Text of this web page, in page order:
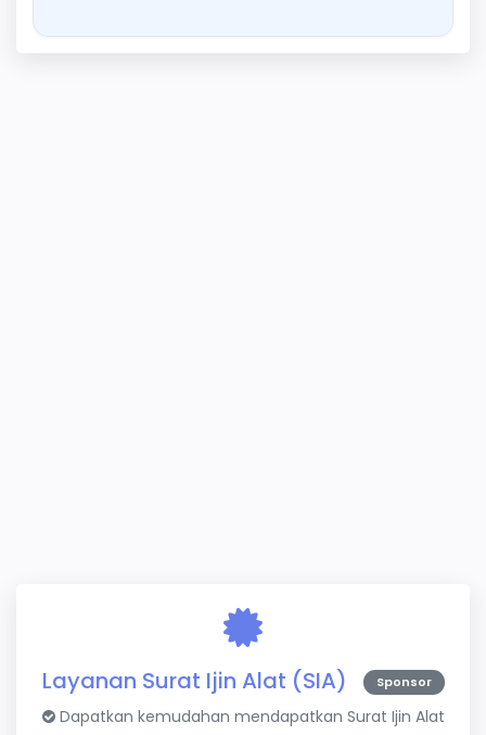
Layanan Surat Ijin Alat (SIA) Sponsor
Dapatkan kemudahan mendapatkan Surat Ijin Alat